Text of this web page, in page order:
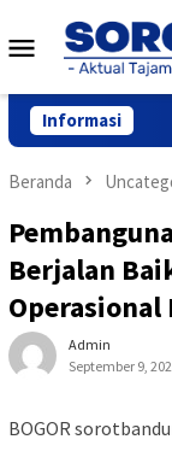
ke
konten
Menu
Mobile
Informasi
Beranda
Berjalan
Operasional
Admin
September 9,
BOGOR